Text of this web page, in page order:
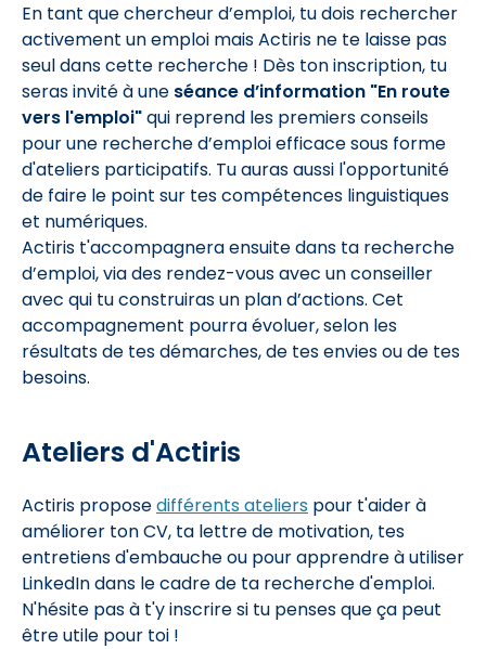
En tant que chercheur d’emploi, tu dois rechercher
activement un emploi mais Actiris ne te laisse pas
seul dans cette recherche ! Dès ton inscription, tu
seras invité à une séance d’information "En route
vers l'emploi"qui reprend les premiers conseils
pour une recherche d’emploi efficace sous forme
d'ateliers participatifs. Tu auras aussi l'opportunité
de faire le point sur tes compétences linguistiques
et numériques.
Actiris t'accompagnera ensuite dans ta recherche
d’emploi, via des rendez-vous avec un conseiller
avec qui tu construiras un plan d’actions. Cet
accompagnement pourra évoluer, selon les
résultats de tes démarches, de tes envies ou de tes
besoins.
Ateliers d'Actiris
Actiris proposedifférents ateliers pour t'aider à
améliorer ton CV, ta lettre de motivation, tes
entretiens d'embauche ou pour apprendre à utiliser
LinkedIn dans le cadre de ta recherche d'emploi.
N'hésite pas à t'y inscrire si tu penses que ça peut
être utile pour toi !